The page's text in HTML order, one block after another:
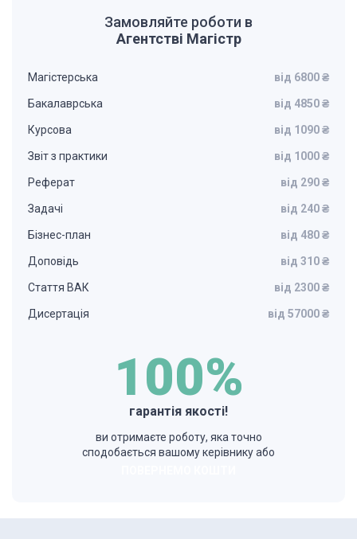
Замовляйте роботи в
Агентстві Магістр
Магістерська від 6800 ₴
Бакалаврська від 4850 ₴
Курсова від 1090 ₴
Звіт з практики від 1000 ₴
Реферат від 290 ₴
Задачі від 240 ₴
Бізнес-план від 480 ₴
Доповідь від 310 ₴
Стаття ВАК від 2300 ₴
Дисертація від 57000 ₴
100%
гарантія якості!
ви отримаєте роботу, яка точно
сподобається вашому керівнику або